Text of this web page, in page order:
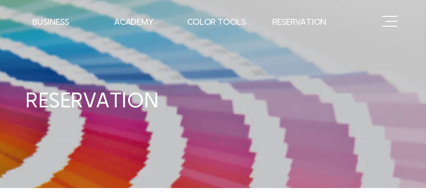
BUSINESS
강의분야
기업 퍼스널 컬러
기업 이미지 메이킹
기업 컬러테라피
ACADEMY
퍼스널 컬러 뷰티 컨설턴트
패션 이미지 스타일 전문가
컬러 융합 카운슬러
배색 플래너 전문가
컬러리스트 자격증 과정
COLOR TOOLS
특허 인증
RESERVATION
RESERVATION
CONTACT
REVIEW
RESERVATION